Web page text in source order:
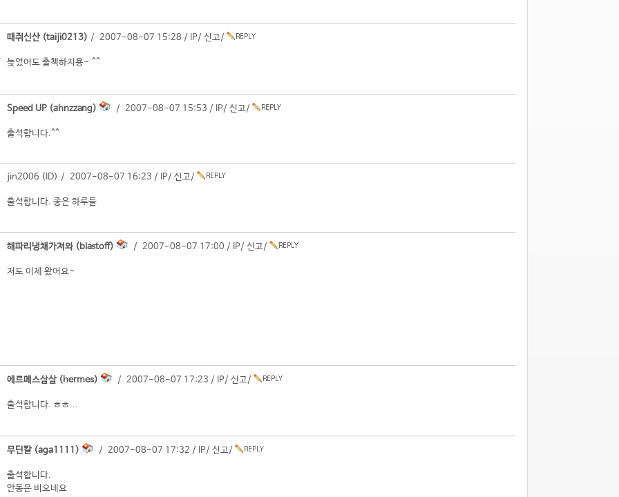
때쥐신산 (taiji0213) / 2007-08-07 15:28 / IP/ 신고/
늦었어도 출첵하지용~ ^^
Speed UP (ahnzzang) / 2007-08-07 15:53 / IP/ 신고/
출석합니다.^^
jin2006 (ID) / 2007-08-07 16:23 / IP/ 신고/
출석합니다. 좋은 하루들
해파리냉채가져와 (blastoff) / 2007-08-07 17:00 / IP/ 신고/
저도 이제 왔어요~
에르메스삼삼 (hermes) / 2007-08-07 17:23 / IP/ 신고/
출석합니다. ㅎㅎ...
무딘칼 (aga1111) / 2007-08-07 17:32 / IP/ 신고/
출석합니다.
안동은 비오네요